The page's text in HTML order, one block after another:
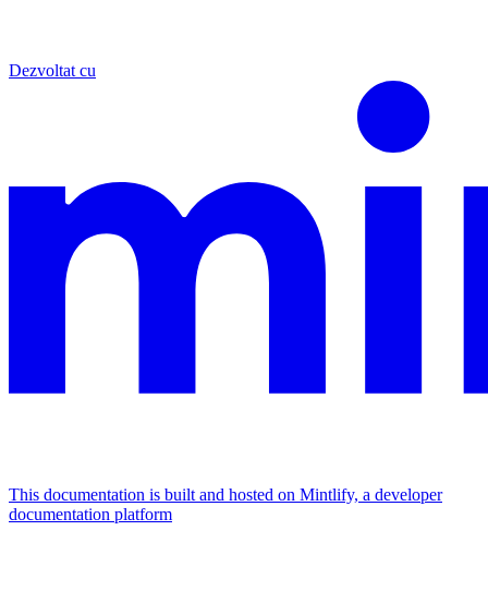
Dezvoltat cu
This documentation is built and hosted on Mintlify, a developer
documentation platform